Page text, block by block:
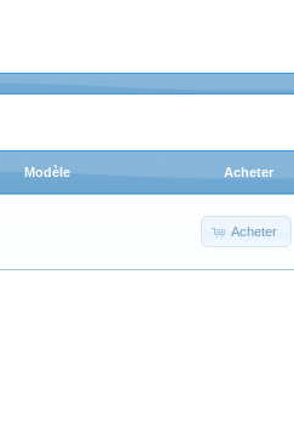
Modèle Acheter
Acheter